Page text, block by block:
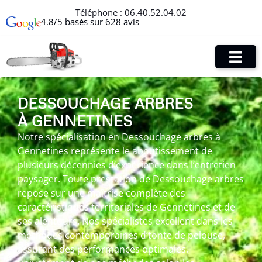
Téléphone : 06.40.52.04.02
4.8/5 basés sur 628 avis
DESSOUCHAGE ARBRES
À GENNETINES
Notre spécialisation en Dessouchage arbres à
Gennetines représente le aboutissement de
plusieurs décennies d’expérience dans l’entretien
paysager. Toute prestation de Dessouchage arbres
repose sur une maîtrise complète des
caractéristiques territoriales de Gennetines et de
ses alentours. Nos spécialistes excellent dans les
méthodes contemporaines d’tonte de pelouse,
assurant des performances optimales.